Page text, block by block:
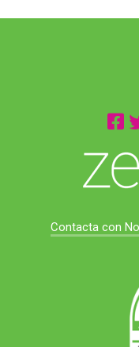
Contacta con